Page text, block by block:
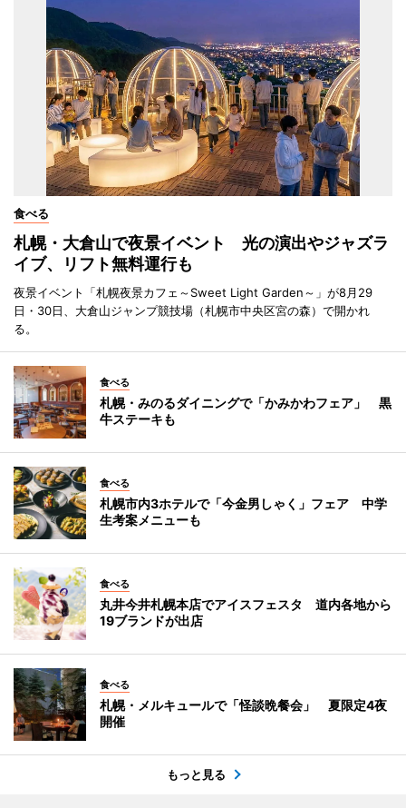
食べる
札幌・大倉山で夜景イベント 光の演出やジャズラ
イブ、リフト無料運行も
夜景イベント「札幌夜景カフェ～Sweet Light Garden～」が8月29
日・30日、大倉山ジャンプ競技場（札幌市中央区宮の森）で開かれ
る。
食べる
札幌・みのるダイニングで「かみかわフェア」 黒
牛ステーキも
食べる
札幌市内3ホテルで「今金男しゃく」フェア 中学
生考案メニューも
食べる
丸井今井札幌本店でアイスフェスタ 道内各地から
19ブランドが出店
食べる
札幌・メルキュールで「怪談晩餐会」 夏限定4夜
開催
もっと見る